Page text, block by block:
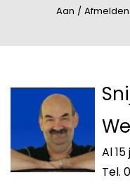
Aan /
Al
Tel.